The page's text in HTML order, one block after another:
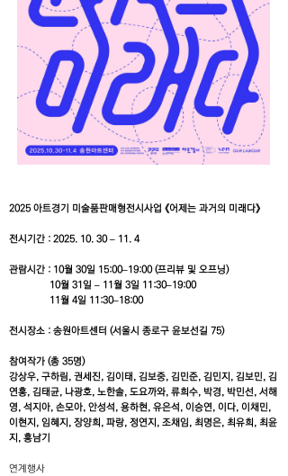
2025 아트경기 미술품판매형전시사업 《어제는 과거의 미래다》
전시기간 : 2025. 10. 30– 11. 4
관람시간 : 10월 30일 15:00–19:00 (프리뷰 및 오프닝)
10월 31일 – 11월 3일 11:30–19:00
11월 4일 11:30–18:00
전시장소 : 송원아트센터 (서울시 종로구 윤보선길 75)
참여작가 (총 35명)
강상우, 구하림, 권세진, 김이태, 김보중, 김민준, 김민지, 김보민, 김
연홍, 김태균, 나광호, 노한솔, 도요까와, 류희수, 박경, 박민선, 서해
영, 석지아, 손모아, 안성석, 용하현, 유은석, 이승연, 이다, 이채민,
이현지, 임혜지, 장양희, 파랑, 정연지, 조채임, 최명은, 최유희, 최윤
지, 홍남기
연계행사